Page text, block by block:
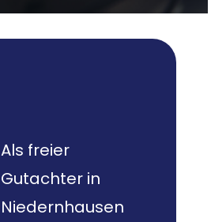
Als freier
Gutachter in
Niedernhausen